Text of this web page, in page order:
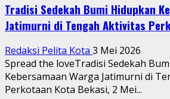
Tradisi Sedekah Bumi Hidupkan
Jatimurni di Tengah Aktivitas
Redaksi Pelita Kota 3 Mei 2026
Spread the loveTradisi Sedekah
Kebersamaan Warga Jatimurni di
Perkotaan Kota Bekasi, 2 Mei...